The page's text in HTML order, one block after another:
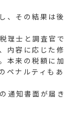
、その結果は後
理士と調査官で
内容に応じた修
本来の税額に加
ペナルティもあ
通知書面が届き